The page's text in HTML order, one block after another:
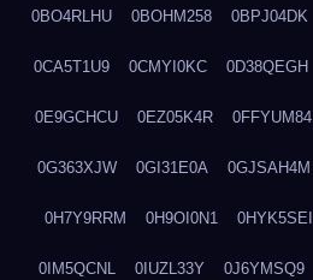
0BO4RLHU 0BOHM258 0BPJ04DK
0CA5T1U9 0CMYI0KC 0D38QEGH
0E9GCHCU 0EZ05K4R 0FFYUM84
0G363XJW 0GI31E0A 0GJSAH4M
0H7Y9RRM 0H9OI0N1 0HYK5SEI
0IM5QCNL 0IUZL33Y 0J6YMSQ9